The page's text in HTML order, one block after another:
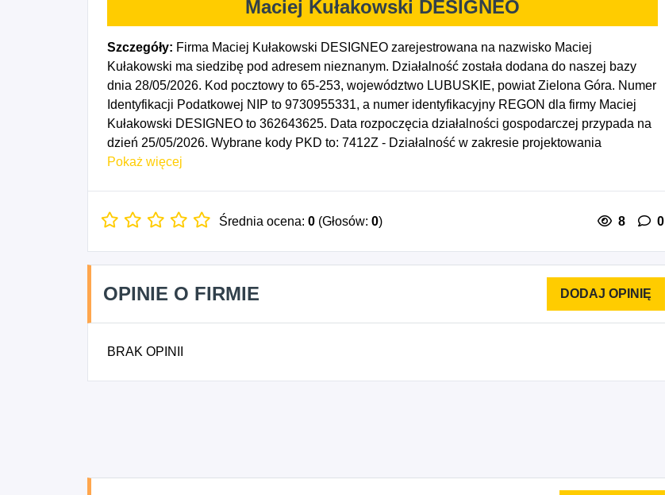
Maciej Kułakowski DESIGNEO
Szczegóły: Firma Maciej Kułakowski DESIGNEO zarejestrowana na nazwisko Maciej
Kułakowski ma siedzibę pod adresem nieznanym. Działalność została dodana do naszej bazy
dnia 28/05/2026. Kod pocztowy to 65-253, województwo LUBUSKIE, powiat Zielona Góra. Numer
Identyfikacji Podatkowej NIP to 9730955331, a numer identyfikacyjny REGON dla firmy Maciej
Kułakowski DESIGNEO to 362643625. Data rozpoczęcia działalności gospodarczej przypada na
dzień 25/05/2026. Wybrane kody PKD to: 7412Z - Działalność w zakresie projektowania
graficznego i komunikacji wizualnej.
Pokaż więcej
Średnia ocena: 0 (Głosów: 0) 8 0
OPINIE O FIRMIE
BRAK OPINII